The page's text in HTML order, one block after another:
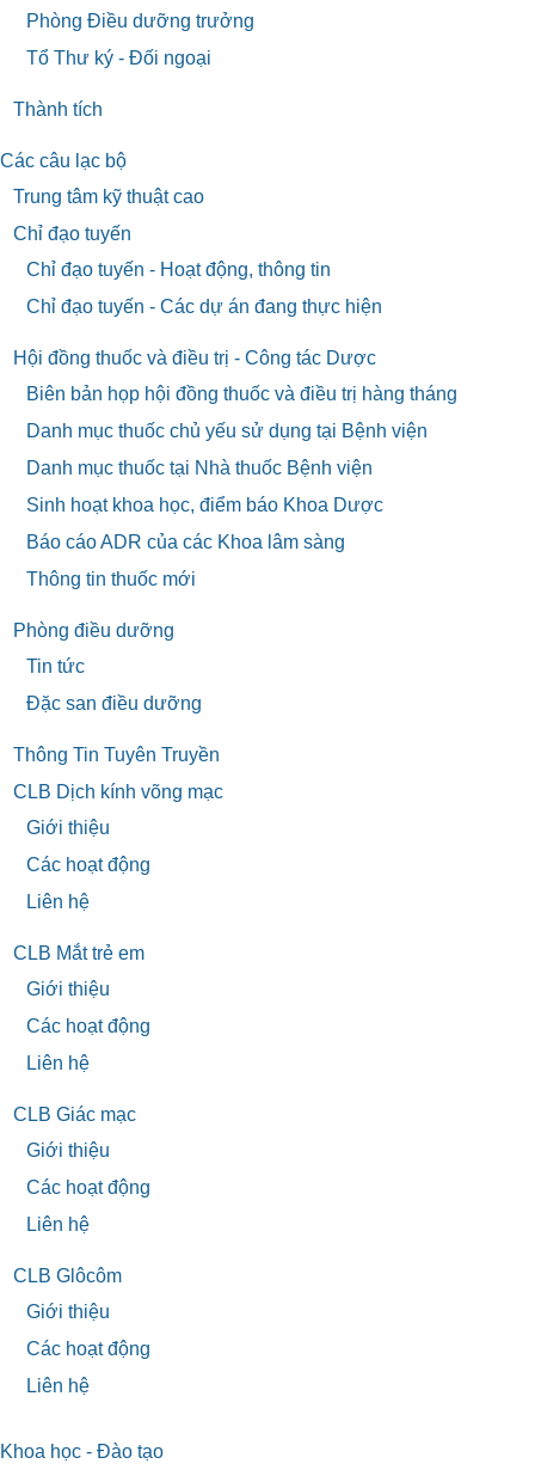
Phòng Điều dưỡng trưởng
Tổ Thư ký - Đối ngoại
Thành tích
Các câu lạc bộ
Trung tâm kỹ thuật cao
Chỉ đạo tuyến
Chỉ đạo tuyến - Hoạt động, thông tin
Chỉ đạo tuyến - Các dự án đang thực hiện
Hội đồng thuốc và điều trị - Công tác Dược
Biên bản họp hội đồng thuốc và điều trị hàng tháng
Danh mục thuốc chủ yếu sử dụng tại Bệnh viện
Danh mục thuốc tại Nhà thuốc Bệnh viện
Sinh hoạt khoa học, điểm báo Khoa Dược
Báo cáo ADR của các Khoa lâm sàng
Thông tin thuốc mới
Phòng điều dưỡng
Tin tức
Đặc san điều dưỡng
Thông Tin Tuyên Truyền
CLB Dịch kính võng mạc
Giới thiệu
Các hoạt động
Liên hệ
CLB Mắt trẻ em
Giới thiệu
Các hoạt động
Liên hệ
CLB Giác mạc
Giới thiệu
Các hoạt động
Liên hệ
CLB Glôcôm
Giới thiệu
Các hoạt động
Liên hệ
Khoa học - Đào tạo